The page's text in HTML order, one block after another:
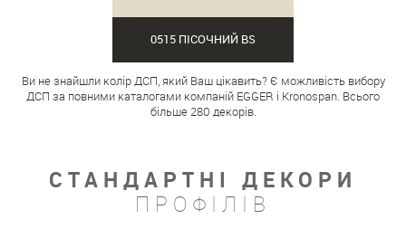
0515 ПІСОЧНИЙ BS
Ви не знайшли колір ДСП, який Ваш цікавить? Є можливість вибору
ДСП за повними каталогами компаній EGGER і Kronospan. Всього
більше 280 декорів.
СТАНДАРТНІ ДЕКОРИ
ПРОФІЛІВ